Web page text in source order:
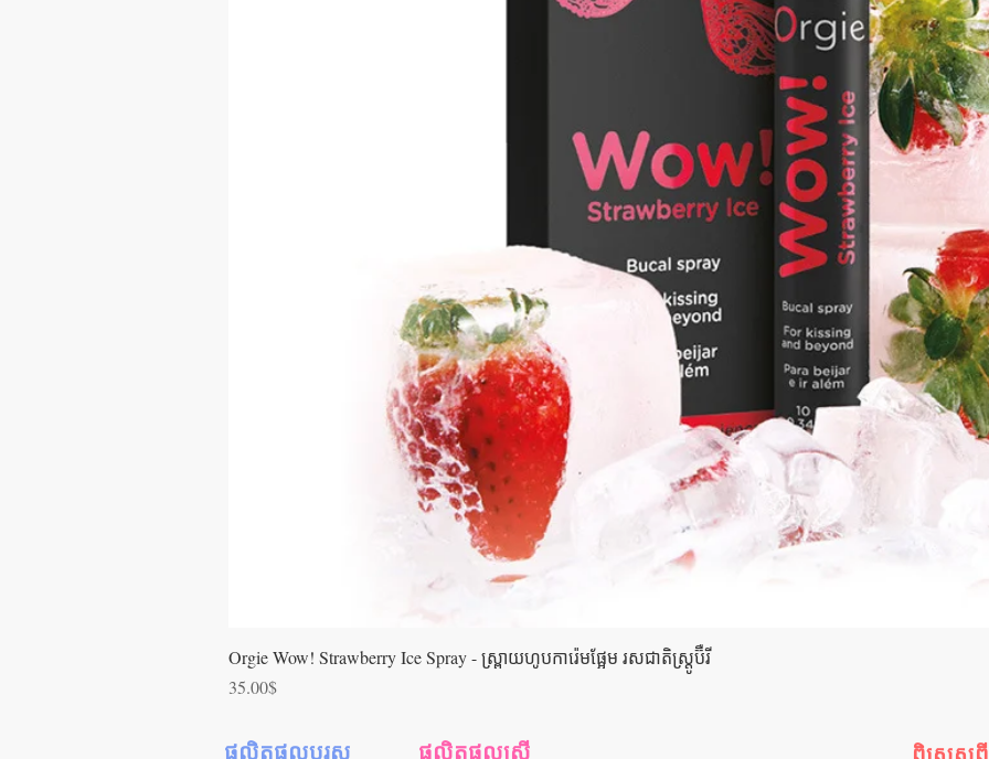
Quick View
Orgie Wow! Strawberry Ice Spray - ស្រ្ពាយហូបការ៉េមផ្អែម រសជាតិស្ត្រូប៊ឺ​រី
Price
35.00$
ផលិតផលបុរស ផលិតផលស្រ្តី